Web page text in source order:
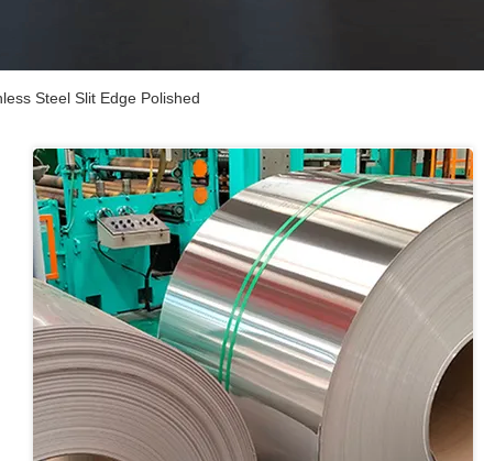
Steel Slit Edge Polished